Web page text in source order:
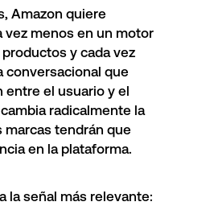
Amazon quiere
vez menos en un motor
y cada vez
conversacional que
entre el usuario y el
radicalmente la
marcas tendrán que
en la plataforma.
la señal más relevante: